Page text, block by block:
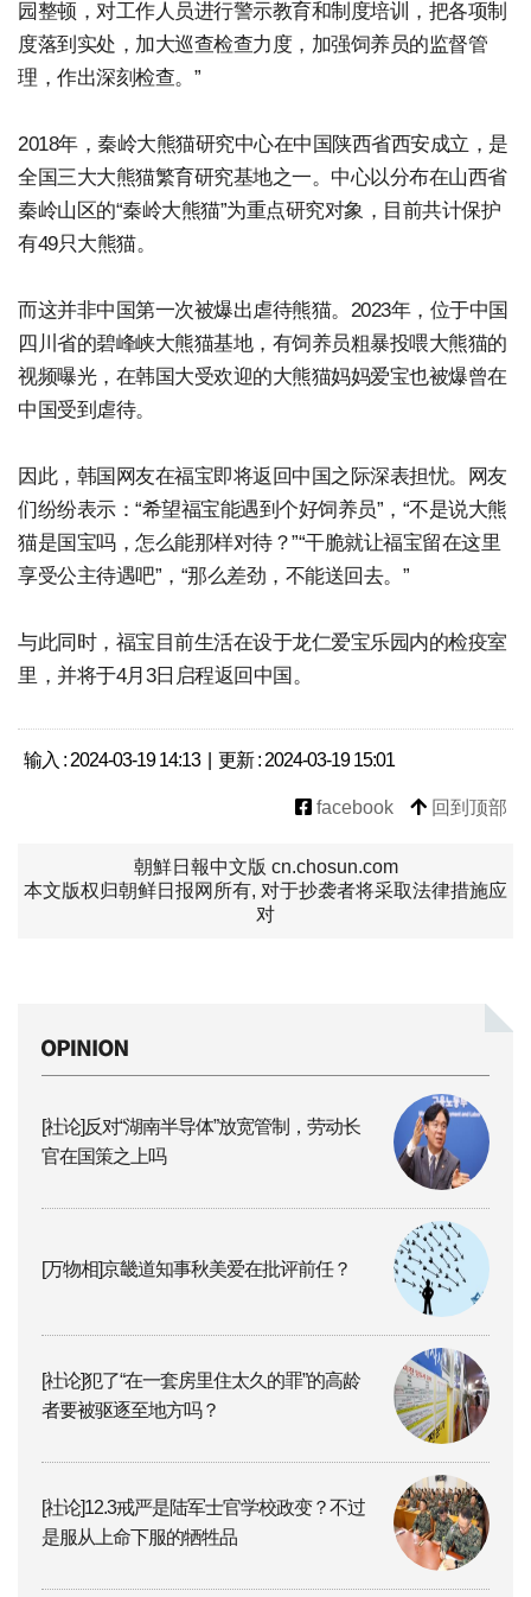
园整顿，对工作人员进行警示教育和制度培训，把各项制
度落到实处，加大巡查检查力度，加强饲养员的监督管
理，作出深刻检查。”
2018年，秦岭大熊猫研究中心在中国陕西省西安成立，是
全国三大大熊猫繁育研究基地之一。中心以分布在山西省
秦岭山区的“秦岭大熊猫”为重点研究对象，目前共计保护
有49只大熊猫。
而这并非中国第一次被爆出虐待熊猫。2023年，位于中国
四川省的碧峰峡大熊猫基地，有饲养员粗暴投喂大熊猫的
视频曝光，在韩国大受欢迎的大熊猫妈妈爱宝也被爆曾在
中国受到虐待。
因此，韩国网友在福宝即将返回中国之际深表担忧。网友
们纷纷表示：“希望福宝能遇到个好饲养员”，“不是说大熊
猫是国宝吗，怎么能那样对待？”“干脆就让福宝留在这里
享受公主待遇吧”，“那么差劲，不能送回去。”
与此同时，福宝目前生活在设于龙仁爱宝乐园内的检疫室
里，并将于4月3日启程返回中国。
输入 : 2024-03-19 14:13 | 更新 : 2024-03-19 15:01
facebook 回到顶部
朝鮮日報中文版 cn.chosun.com
本文版权归朝鲜日报网所有, 对于抄袭者将采取法律措施应
对
[社论]反对“湖南半导体”放宽管制，劳动长
官在国策之上吗
[万物相]京畿道知事秋美爱在批评前任？
[社论]犯了“在一套房里住太久的罪”的高龄
者要被驱逐至地方吗？
[社论]12.3戒严是陆军士官学校政变？不过
是服从上命下服的牺牲品